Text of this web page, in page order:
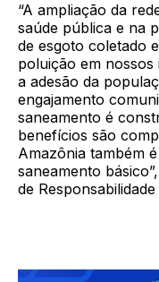
“A ampliação da
saúde pública e na
de esgoto coletado
poluição em
a adesão da
engajamento
saneamento é
benefícios são
Amazônia também
saneamento
de